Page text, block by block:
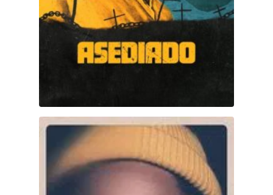
Monstruo (Monster)